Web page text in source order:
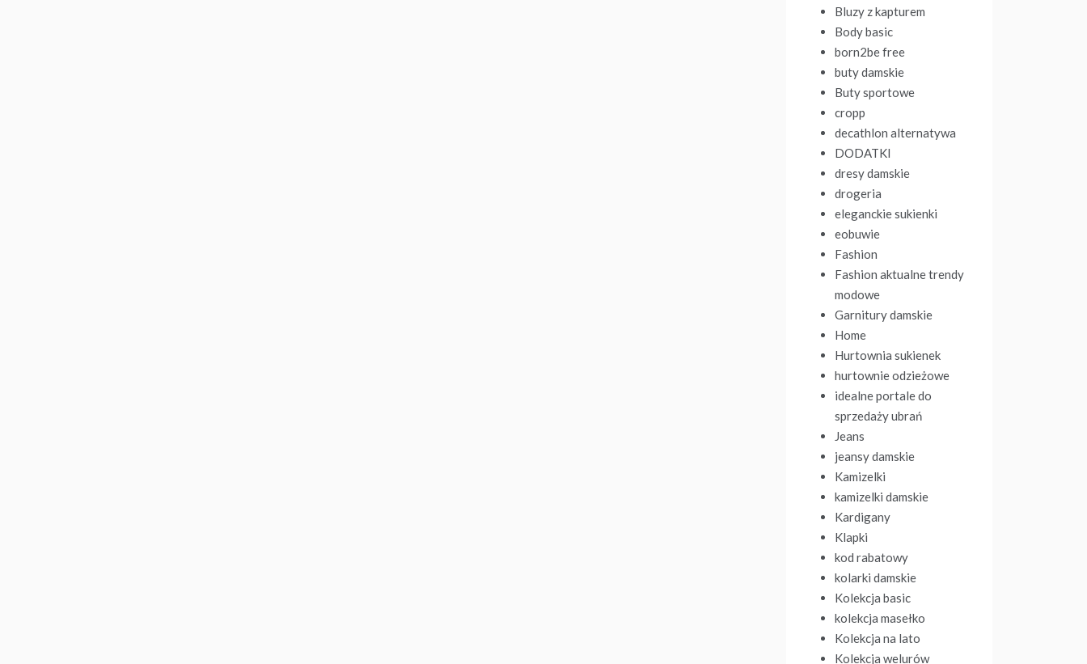
Bluzy z kapturem
Body basic
born2be free
buty damskie
Buty sportowe
cropp
decathlon alternatywa
DODATKI
dresy damskie
drogeria
eleganckie sukienki
eobuwie
Fashion
Fashion aktualne trendy
modowe
Garnitury damskie
Home
Hurtownia sukienek
hurtownie odzieżowe
idealne portale do
sprzedaży ubrań
Jeans
jeansy damskie
Kamizelki
kamizelki damskie
Kardigany
Klapki
kod rabatowy
kolarki damskie
Kolekcja basic
kolekcja masełko
Kolekcja na lato
Kolekcja welurów